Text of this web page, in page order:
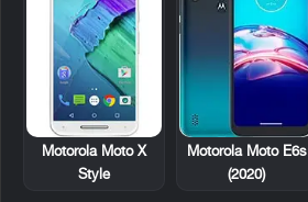
Motorola Moto E6s
(2020)
Motorola Moto X
Style